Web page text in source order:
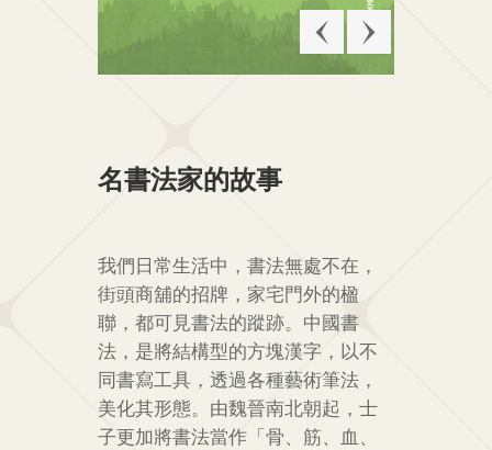
名書法家的故事
我們日常生活中，書法無處不在，
街頭商舖的招牌，家宅門外的楹
聯，都可見書法的蹤跡。中國書
法，是將結構型的方塊漢字，以不
同書寫工具，透過各種藝術筆法，
美化其形態。由魏晉南北朝起，士
子更加將書法當作「骨、筋、血、